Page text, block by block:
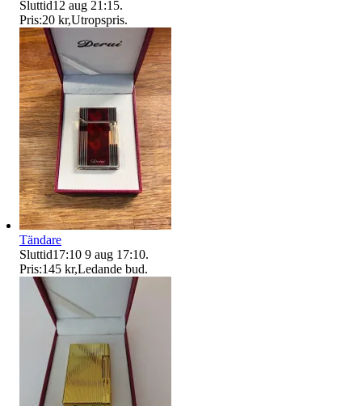
Sluttid12 aug 21:15.
Pris:20 kr,Utropspris.
Tändare
Sluttid17:10 9 aug 17:10.
Pris:145 kr,Ledande bud.